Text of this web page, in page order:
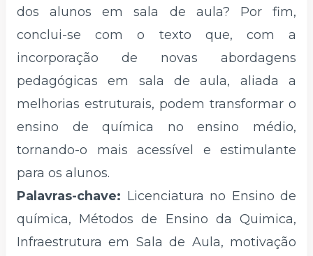
dos alunos em sala de aula? Por fim,
conclui-se com o texto que, com a
incorporação de novas abordagens
pedagógicas em sala de aula, aliada a
melhorias estruturais, podem transformar o
ensino de química no ensino médio,
tornando-o mais acessível e estimulante
para os alunos.
Palavras-chave: Licenciatura no Ensino de
química, Métodos de Ensino da Quimica,
Infraestrutura em Sala de Aula, motivação